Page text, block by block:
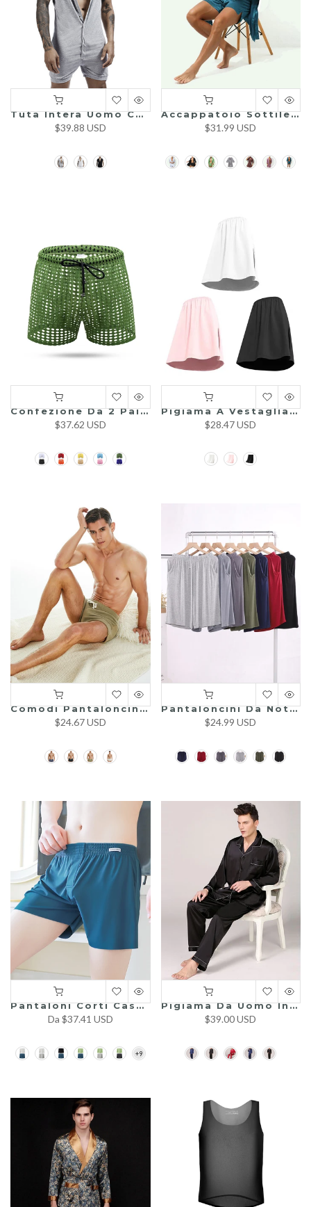
Tuta Intera Uomo Con Bottoni – Morbida, Elastica E Confortabile
$39.88 USD
Accappatoio Sottile E Morbido Per Coppia Pigiama
$31.99 USD
Confezione Da 2 Paia Di Slip Uomo In Rete Trasparente Con Cordino In Vita
$37.62 USD
Pigiama A Vestaglia Morbido In Modal Con Spacco Laterale E Taglio Ampio Per Uomo
$28.47 USD
Comodi Pantaloncini Da Pigiama In Peluche Da Uomo
$24.67 USD
Pantaloncini Da Notte Da Uomo Pantaloncini Da Salotto Larghi
$24.99 USD
Pantaloni Corti Casual Ultra Sottili E Traspiranti Per Uomini
Da $37.41 USD
Pigiama Da Uomo In Raso Classico Da Notte
$39.00 USD